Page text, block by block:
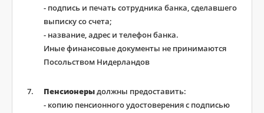
- подпись и печать сотрудника банка, сделавшего
выписку со счета;
- название, адрес и телефон банка.
Иные финансовые документы не принимаются
Посольством Нидерландов
Пенсионерыдолжны предоставить:
- копию пенсионного удостоверения с подписью